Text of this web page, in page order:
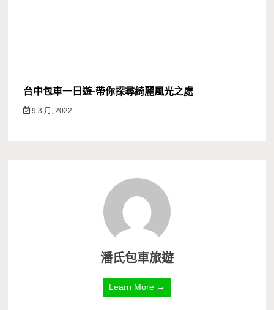
台中包車一日遊-帶你探尋綺麗風光之處
9 3 月, 2022
潘氏包車旅遊
Learn More →